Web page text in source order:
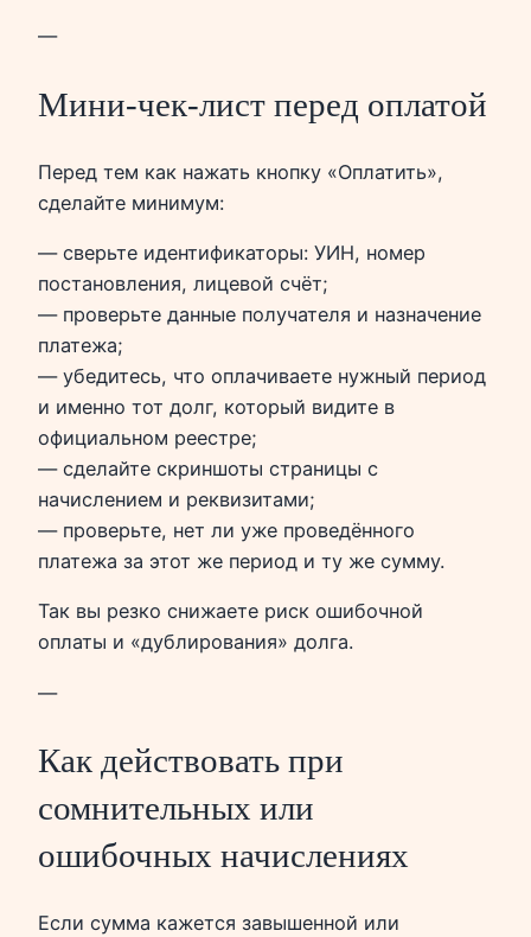
—
Мини‑чек‑лист перед оплатой
Перед тем как нажать кнопку «Оплатить»,
сделайте минимум:
— сверьте идентификаторы: УИН, номер
постановления, лицевой счёт;
— проверьте данные получателя и назначение
платежа;
— убедитесь, что оплачиваете нужный период
и именно тот долг, который видите в
официальном реестре;
— сделайте скриншоты страницы с
начислением и реквизитами;
— проверьте, нет ли уже проведённого
платежа за этот же период и ту же сумму.
Так вы резко снижаете риск ошибочной
оплаты и «дублирования» долга.
—
Как действовать при
сомнительных или
ошибочных начислениях
Если сумма кажется завышенной или